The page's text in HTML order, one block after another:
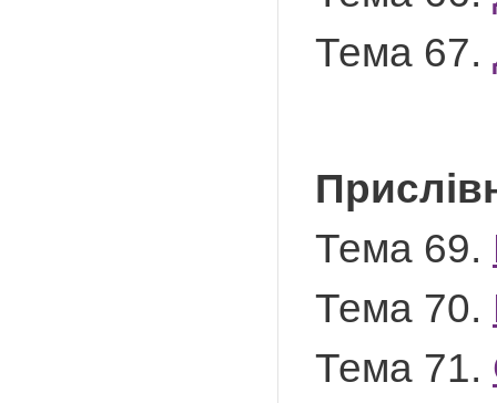
Тема 67.
Тема 69.
Тема 70.
Тема 71.